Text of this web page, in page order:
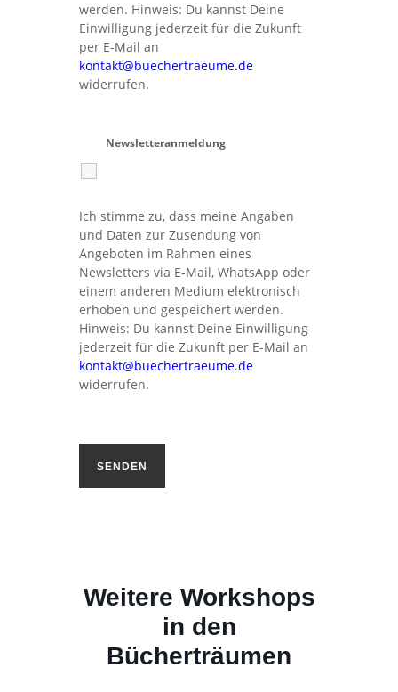
werden. Hinweis: Du kannst Deine
Einwilligung jederzeit für die Zukunft
per E-Mail an
kontakt@buechertraeume.de
widerrufen.
Newsletteranmeldung
Ich stimme zu, dass meine Angaben
und Daten zur Zusendung von
Angeboten im Rahmen eines
Newsletters via E-Mail, WhatsApp oder
einem anderen Medium elektronisch
erhoben und gespeichert werden.
Hinweis: Du kannst Deine Einwilligung
jederzeit für die Zukunft per E-Mail an
kontakt@buechertraeume.de
widerrufen.
Weitere Workshops
in den
Bücherträumen